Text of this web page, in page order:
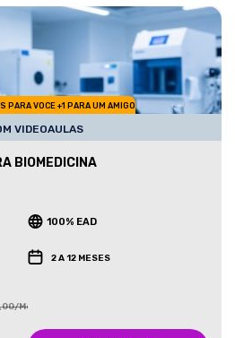
PARA VOCE +1 PARA UM AMIGO
VIDEOAULAS
BIOMEDICINA
100% EAD
2 A 12 MESES
Mês